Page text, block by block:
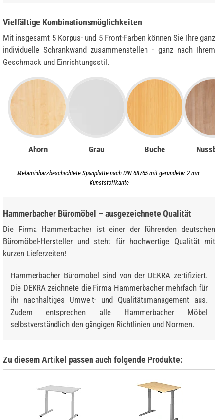
Vielfältige Kombinationsmöglichkeiten
Mit insgesamt 5 Korpus- und 5 Front-Farben können Sie Ihre ganz
individuelle Schrankwand zusammenstellen - ganz nach Ihrem
Geschmack und Einrichtungsstil.
Ahorn Grau Buche
Melaminharzbeschichtete Spanplatte nach DIN 68765 mit gerundeter 2 mm
Kunststoffkante
Hammerbacher Büromöbel – ausgezeichnete Qualität
Die Firma Hammerbacher ist einer der führenden deutschen
Büromöbel-Hersteller und steht für hochwertige Qualität mit
kurzen Lieferzeiten!
Hammerbacher Büromöbel sind von der DEKRA zertifiziert.
Die DEKRA zeichnete die Firma Hammerbacher mehrfach für
ihr nachhaltiges Umwelt- und Qualitätsmanagement aus.
Zudem entsprechen alle Hammerbacher Möbel
selbstverständlich den gängigen Richtlinien und Normen.
Zu diesem Artikel passen auch folgende Produkte: